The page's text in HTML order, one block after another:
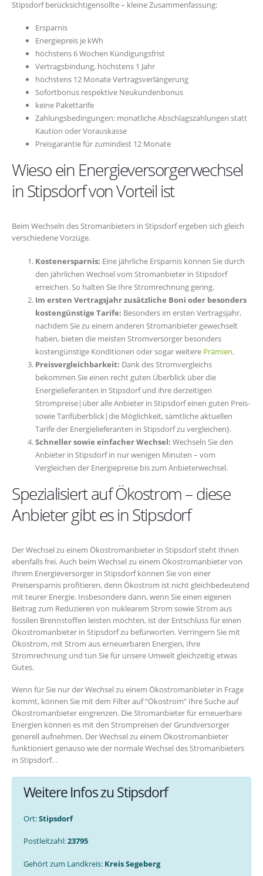
Stipsdorf berücksichtigensollte – kleine Zusammenfassung:
Ersparnis
Energiepreis je kWh
höchstens 6 Wochen Kündigungsfrist
Vertragsbindung, höchstens 1 Jahr
höchstens 12 Monate Vertragsverlängerung
Sofortbonus respektive Neukundenbonus
keine Pakettarife
Zahlungsbedingungen: monatliche Abschlagszahlungen statt
Kaution oder Vorauskasse
Preisgarantie für zumindest 12 Monate
Wieso ein Energieversorgerwechsel
in Stipsdorf von Vorteil ist
Beim Wechseln des Stromanbieters in Stipsdorf ergeben sich gleich
verschiedene Vorzüge.
Kostenersparnis: Eine jährliche Ersparnis können Sie durch
den jährlichen Wechsel vom Stromanbieter in Stipsdorf
erreichen. So halten Sie Ihre Stromrechnung gering.
Im ersten Vertragsjahr zusätzliche Boni oder besonders
kostengünstige Tarife: Besonders im ersten Vertragsjahr,
nachdem Sie zu einem anderen Stromanbieter gewechselt
haben, bieten die meisten Stromversorger besonders
kostengünstige Konditionen oder sogar weitere Prämien.
Preisvergleichbarkeit: Dank des Stromvergleichs
bekommen Sie einen recht guten Überblick über die
Energielieferanten in Stipsdorf und ihre derzeitigen
Strompreise|über alle Anbieter in Stipsdorf einen guten Preis-
sowie Tarifüberblick|die Möglichkeit, sämtliche aktuellen
Tarife der Energielieferanten in Stipsdorf zu vergleichen}.
Schneller sowie einfacher Wechsel: Wechseln Sie den
Anbieter in Stipsdorf in nur wenigen Minuten – vom
Vergleichen der Energiepreise bis zum Anbieterwechsel.
Spezialisiert auf Ökostrom – diese
Anbieter gibt es in Stipsdorf
Der Wechsel zu einem Ökostromanbieter in Stipsdorf steht Ihnen
ebenfalls frei. Auch beim Wechsel zu einem Ökostromanbieter von
Ihrem Energieversorger in Stipsdorf können Sie von einer
Preisersparnis profitieren, denn Ökostrom ist nicht gleichbedeutend
mit teurer Energie. Insbesondere dann, wenn Sie einen eigenen
Beitrag zum Reduzieren von nuklearem Strom sowie Strom aus
fossilen Brennstoffen leisten möchten, ist der Entschluss für einen
Ökostromanbieter in Stipsdorf zu befürworten. Verringern Sie mit
Ökostrom, mit Strom aus erneuerbaren Energien, Ihre
Stromrechnung und tun Sie für unsere Umwelt gleichzeitig etwas
Gutes.
Wenn für Sie nur der Wechsel zu einem Ökostromanbieter in Frage
kommt, können Sie mit dem Filter auf “Ökostrom” Ihre Suche auf
Ökostromanbieter eingrenzen. Die Stromanbieter für erneuerbare
Energien können es mit den Strompreisen der Grundversorger
generell aufnehmen. Der Wechsel zu einem Ökostromanbieter
funktioniert genauso wie der normale Wechsel des Stromanbieters
in Stipsdorf. .
Weitere Infos zu Stipsdorf
Ort:Stipsdorf
Postleitzahl:23795
Gehört zum Landkreis: Kreis Segeberg